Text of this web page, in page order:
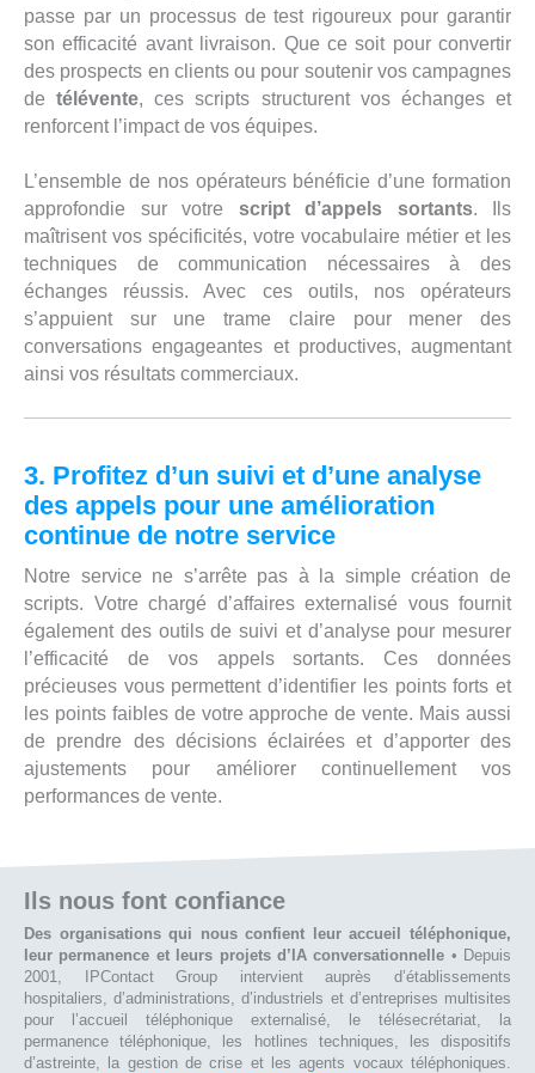
passe par un processus de test rigoureux pour garantir
son efficacité avant livraison. Que ce soit pour convertir
des prospects en clients ou pour soutenir vos campagnes
detélévente, ces scripts structurent vos échanges et
renforcent l’impact de vos équipes.
L’ensemble de nos opérateurs bénéficie d’une formation
approfondie sur votre script d’appels sortants. Ils
maîtrisent vos spécificités, votre vocabulaire métier et les
techniques de communication nécessaires à des
échanges réussis. Avec ces outils, nos opérateurs
s’appuient sur une trame claire pour mener des
conversations engageantes et productives, augmentant
ainsi vos résultats commerciaux.
3. Profitez d’un suivi et d’une analyse
des appels pour une amélioration
continue de notre service
Notre service ne s’arrête pas à la simple création de
scripts. Votre chargé d’affaires externalisé vous fournit
également des outils de suivi et d’analyse pour mesurer
l’efficacité de vos appels sortants. Ces données
précieuses vous permettent d’identifier les points forts et
les points faibles de votre approche de vente. Mais aussi
de prendre des décisions éclairées et d’apporter des
ajustements pour améliorer continuellement vos
performances de vente.
Ils nous font confiance
Des organisations qui nous confient leur accueil téléphonique,
leur permanence et leurs projets d’IA conversationnelle • Depuis
2001, IPContact Group intervient auprès d’établissements
hospitaliers, d’administrations, d’industriels et d’entreprises multisites
pour l’accueil téléphonique externalisé, le télésecrétariat, la
permanence téléphonique, les hotlines techniques, les dispositifs
d’astreinte, la gestion de crise et les agents vocaux téléphoniques.